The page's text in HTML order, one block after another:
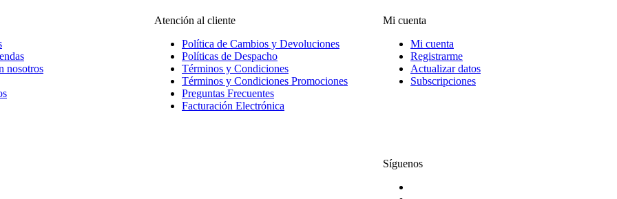
nosotros
Atención al cliente
Política de Cambios y Devoluciones
Políticas de Despacho
Términos y Condiciones
Términos y Condiciones Promociones
Preguntas Frecuentes
Facturación Electrónica
Mi cuenta
Mi cuenta
Registrarme
Actualizar datos
Subscripciones
Síguenos